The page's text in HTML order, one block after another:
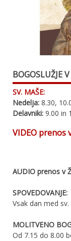
BOGOSLUŽJE
SV. MAŠE:
Nedelja: 8.30,
Delavniki: 9.00 in
VIDEO prenos
AUDIO prenos v
SPOVEDOVANJE:
Vsak dan med
MOLITVENO
Od 7.15 do 8.00